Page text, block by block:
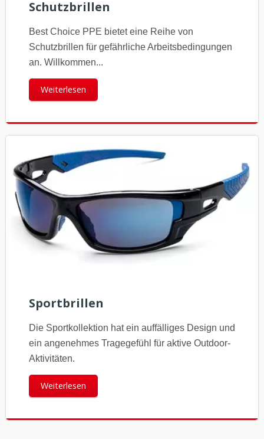
Schutzbrillen
Best Choice PPE bietet eine Reihe von
Schutzbrillen für gefährliche Arbeitsbedingungen
an. Willkommen...
Weiterlesen
Sportbrillen
Die Sportkollektion hat ein auffälliges Design und
ein angenehmes Tragegefühl für aktive Outdoor-
Aktivitäten.
Weiterlesen